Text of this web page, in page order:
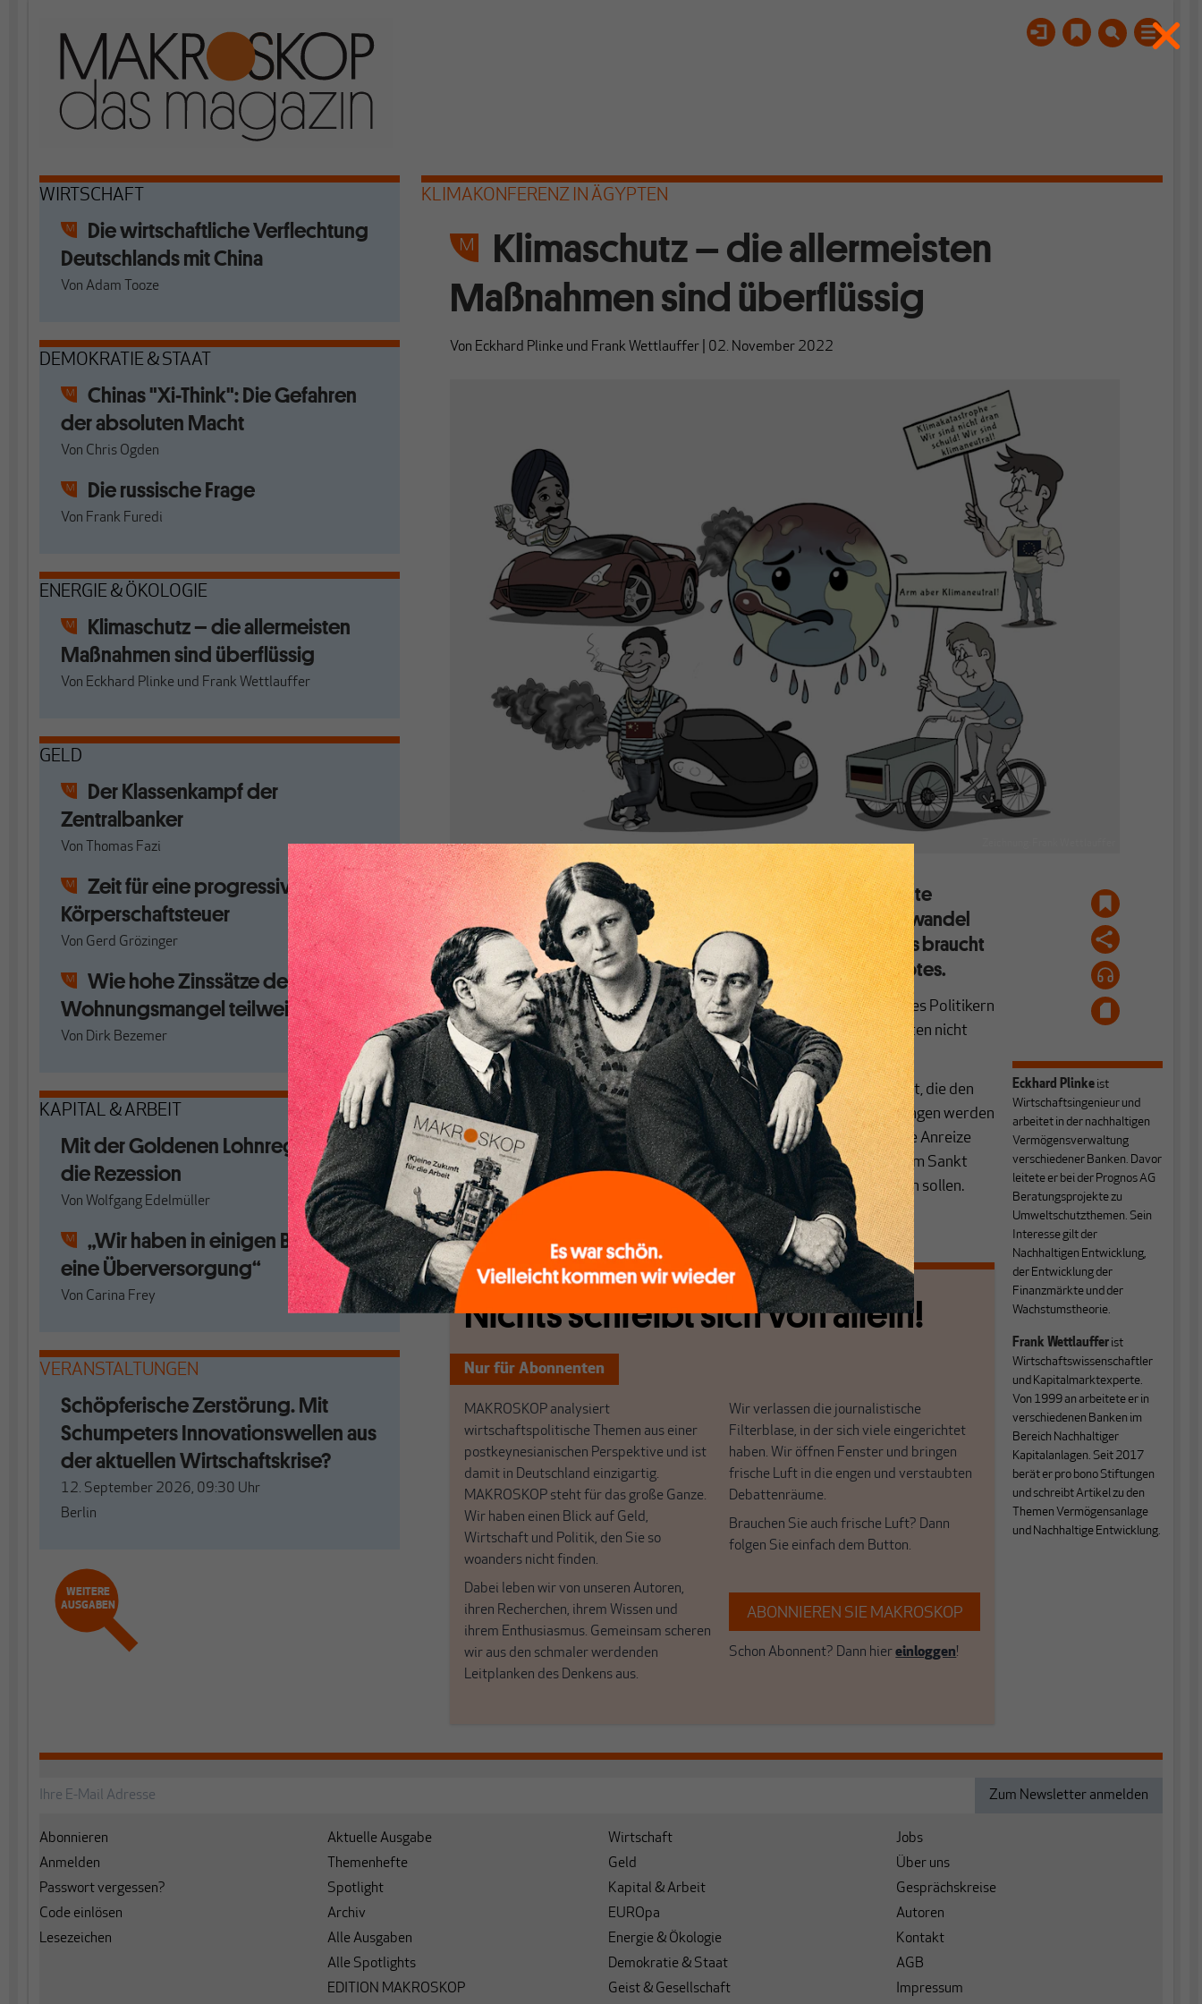
WIRTSCHAFT
Die wirtschaftliche Verflechtung
Deutschlands mit China
Von Adam Tooze
DEMOKRATIE & STAAT
Chinas "Xi-Think": Die Gefahren
der absoluten Macht
Von Chris Ogden
Die russische Frage
Von Frank Furedi
ENERGIE & ÖKOLOGIE
Klimaschutz – die allermeisten
Maßnahmen sind überflüssig
Von Eckhard Plinke und Frank Wettlauffer
GELD
Der Klassenkampf der
Zentralbanker
Von Thomas Fazi
Zeit für eine progressive
Körperschaftsteuer
Von Gerd Grözinger
Wie hohe Zinssätze den
Wohnungsmangel teilweise lösen
Von Dirk Bezemer
KAPITAL & ARBEIT
Mit der Goldenen Lohnregel gegen
die Rezession
Von Wolfgang Edelmüller
„Wir haben in einigen Bereichen
eine Überversorgung“
Von Carina Frey
VERANSTALTUNGEN
Schöpferische Zerstörung. Mit
Schumpeters Innovationswellen aus
der aktuellen Wirtschaftskrise?
12. September 2026, 09:30 Uhr
Berlin
WEITERE
AUSGABEN
KLIMAKONFERENZ IN ÄGYPTEN
Klimaschutz – die allermeisten
Maßnahmen sind überflüssig
Von Eckhard Plinkeund Frank Wettlauffer 02. November 2022
Zum menschengemachten Klimawandel gehört eine zweite
unbequeme Wahrheit: Die bisherige Strategie, den Klimawandel
über Klimaabkommen zu stoppen, führt nicht zum Erfolg. Es braucht
alternative Energieträger und eine Reduktion des Angebotes.
Warum schreitet der Klimawandel ungebremst voran? Warum gelingt es Politikern
nicht, die richtigen Schritte einzuleiten? Warum ändern wir Konsumenten nicht
unseren Lebensstil, sondern blasen weiterhin CO
in die Luft?
Weil der Klimawandel ein globales Problem ist, das Lösungen erfordert, die den
Großteil der globalen CO2-Emissionen umfasst. Solche globalen Lösungen werden
aber dadurch konterkariert, dass für die einzelnen Länder und Akteure Anreize
bestehen, effektive Klimaschutzmaßnahmen zu vermeiden. Gemäß dem Sankt
Floriansprinzip ist man der Meinung, dass es lieber die anderen machen sollen.
[...]
Nichts schreibt sich von allein!
Nur für Abonnenten
MAKROSKOP analysiert
wirtschaftspolitische Themen aus einer
postkeynesianischen Perspektive und ist
damit in Deutschland einzigartig.
MAKROSKOP steht für das große Ganze.
Wir haben einen Blick auf Geld,
Wirtschaft und Politik, den Sie so
woanders nicht finden.
Dabei leben wir von unseren Autoren,
ihren Recherchen, ihrem Wissen und
ihrem Enthusiasmus. Gemeinsam scheren
wir aus den schmaler werdenden
Leitplanken des Denkens aus.
Wir verlassen die journalistische
Filterblase, in der sich viele eingerichtet
haben. Wir öffnen Fenster und bringen
frische Luft in die engen und verstaubten
Debattenräume.
Brauchen Sie auch frische Luft? Dann
folgen Sie einfach dem Button.
ABONNIEREN SIE MAKROSKOP
Schon Abonnent? Dann hier einloggen!
Eckhard Plinkeist
Wirtschaftsingenieur und
arbeitet in der nachhaltigen
Vermögensverwaltung
verschiedener Banken. Davor
leitete er bei der Prognos AG
Beratungsprojekte zu
Umweltschutzthemen. Sein
Interesse gilt der
Nachhaltigen Entwicklung,
der Entwicklung der
Finanzmärkte und der
Wachstumstheorie.
Frank Wettlaufferist
Wirtschaftswissenschaftler
und Kapitalmarktexperte.
Von 1999 an arbeitete er in
verschiedenen Banken im
Bereich Nachhaltiger
Kapitalanlagen. Seit 2017
berät er pro bono Stiftungen
und schreibt Artikel zu den
Themen Vermögensanlage
und Nachhaltige Entwicklung.
Abonnieren
Anmelden
Passwort vergessen?
Code einlösen
Lesezeichen
Aktuelle Ausgabe
Themenhefte
Spotlight
Archiv
Alle Ausgaben
Alle Spotlights
EDITION MAKROSKOP
Wirtschaft
Geld
Kapital & Arbeit
EUROpa
Energie & Ökologie
Demokratie & Staat
Geist & Gesellschaft
Jobs
Über uns
Gesprächskreise
Autoren
Kontakt
AGB
Impressum